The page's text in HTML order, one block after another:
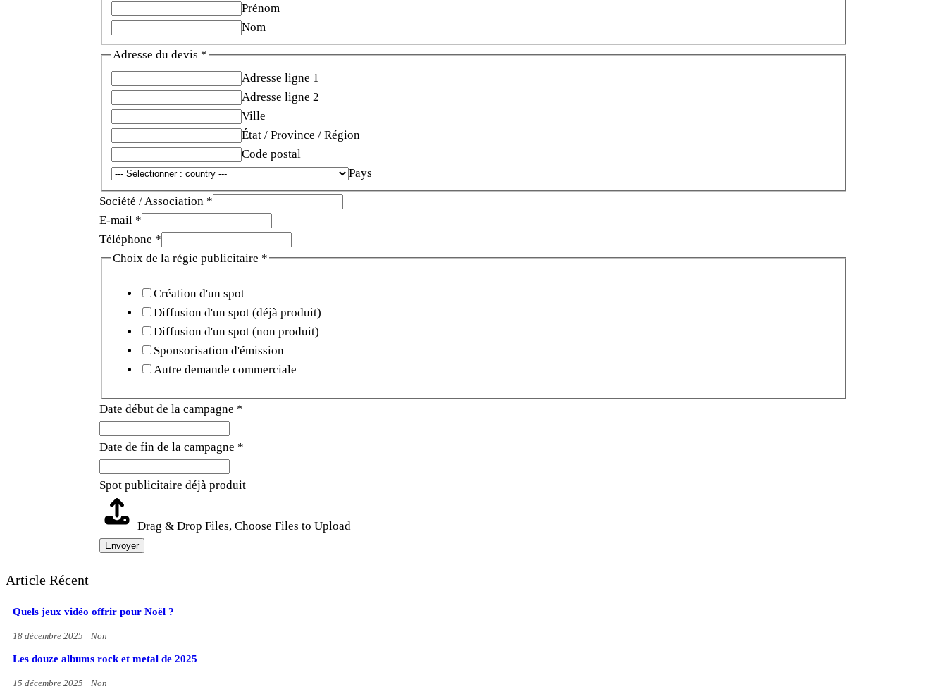
Prénom
Nom
Adresse du devis *
Adresse ligne 1
Adresse ligne 2
Ville
État / Province / Région
Code postal
Pays
Société / Association *
E-mail *
la
de
Téléphone *
Choix de la régie publicitaire *
Création d'un spot
Diffusion d'un spot (déjà produit)
Diffusion d'un spot (non produit)
Sponsorisation d'émission
Autre demande commerciale
Date début de la campagne *
Date de fin de la campagne *
Spot publicitaire déjà produit
Drag & Drop Files, Choose Files to Upload
Envoyer
Article Récent
Quels jeux vidéo offrir pour Noël ?
18 décembre 2025 Non
Les douze albums rock et metal de 2025
15 décembre 2025 Non